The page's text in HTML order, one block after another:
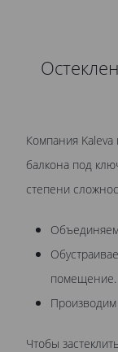
Компания Kaleva
балкона под
степени
помещение.
Чтобы